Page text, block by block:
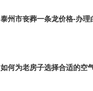
泰州市丧葬一条龙价格-办理
如何为老房子选择合适的空